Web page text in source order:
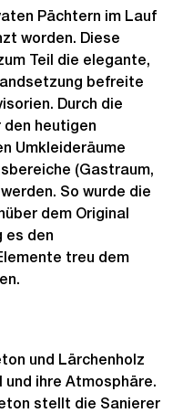
Pächtern im Lauf
worden. Diese
Teil die elegante,
befreite
Durch die
den heutigen
Umkleideräume
(Gastraum,
So wurde die
dem Original
es den
treu dem
und Lärchenholz
ihre Atmosphäre.
stellt die Sanierer